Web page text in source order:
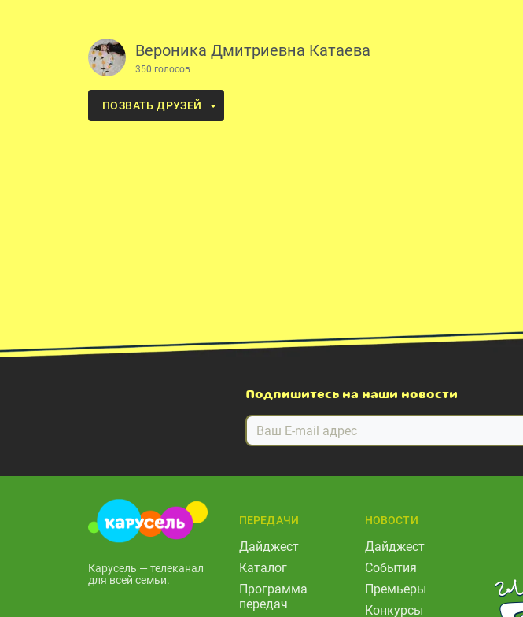
Вероника Дмитриевна Катаева
350 голосов
ПОЗВАТЬ ДРУЗЕЙ
Подпишитесь на наши новости
Карусель — телеканал
для всей семьи.
ПЕРЕДАЧИ
Дайджест
Каталог
Программа
передач
НОВОСТИ
Дайджест
События
Премьеры
Конкурсы